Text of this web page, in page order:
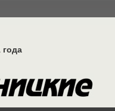
года